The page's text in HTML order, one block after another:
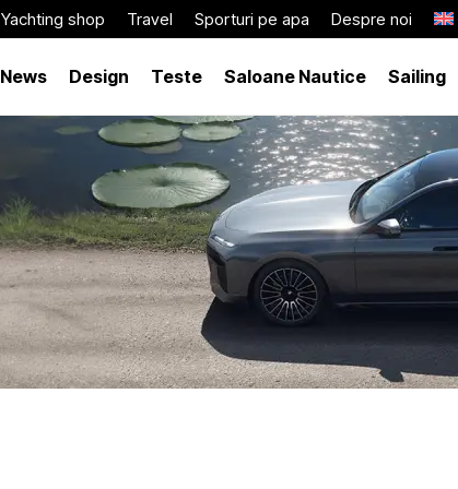
Yachting shop Travel Sporturi pe apa Despre noi
News Design Teste Saloane Nautice Sailing